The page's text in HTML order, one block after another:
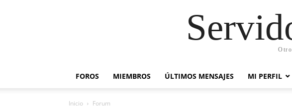
FOROS MIEMBROS ÚLTIMOS MENSAJES MI PERFIL
Inicio Forum